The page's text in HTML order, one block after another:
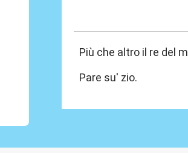
Più che altro il re del
Pare su' zio.